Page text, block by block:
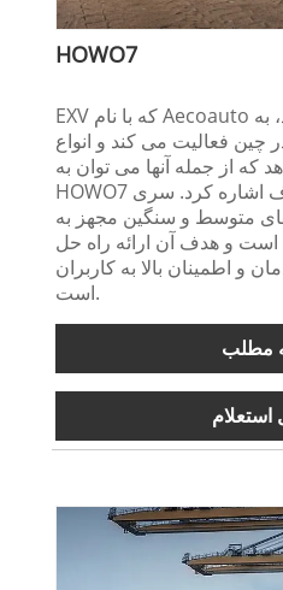
HOWO7
EXV که با نام Aecoauto نیز شناخته می شود، به
چین فعالیت می کند و انواع
که از جمله آنها می توان به
HOWO7 معروف اشاره کرد. سری HOWO7 متعلق به
متوسط ​​و سنگین مجهز به
است و هدف آن ارائه راه حل
و اطمینان بالا به کاربران
است.
مطلب
استعلام